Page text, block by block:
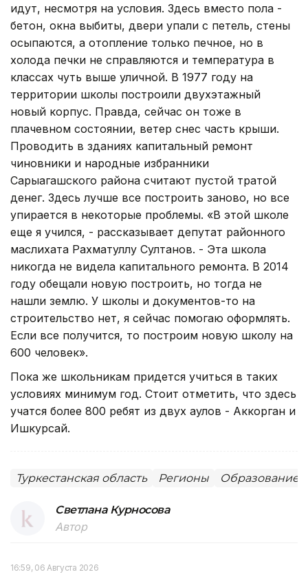
идут, несмотря на условия. Здесь вместо пола -
бетон, окна выбиты, двери упали с петель, стены
осыпаются, а отопление только печное, но в
холода печки не справляются и температура в
классах чуть выше уличной. В 1977 году на
территории школы построили двухэтажный
новый корпус. Правда, сейчас он тоже в
плачевном состоянии, ветер снес часть крыши.
Проводить в зданиях капитальный ремонт
чиновники и народные избранники
Сарыагашского района считают пустой тратой
денег. Здесь лучше все построить заново, но все
упирается в некоторые проблемы. «В этой школе
еще я учился, - рассказывает депутат районного
маслихата Рахматуллу Султанов. - Эта школа
никогда не видела капитального ремонта. В 2014
году обещали новую построить, но тогда не
нашли землю. У школы и документов-то на
строительство нет, я сейчас помогаю оформлять.
Если все получится, то построим новую школу на
600 человек».
Пока же школьникам придется учиться в таких
условиях минимум год. Стоит отметить, что здесь
учатся более 800 ребят из двух аулов - Аккорган и
Ишкурсай.
Туркестанская область Регионы Образование
Светлана Курносова
Автор
16:59, 06 Августа 2026